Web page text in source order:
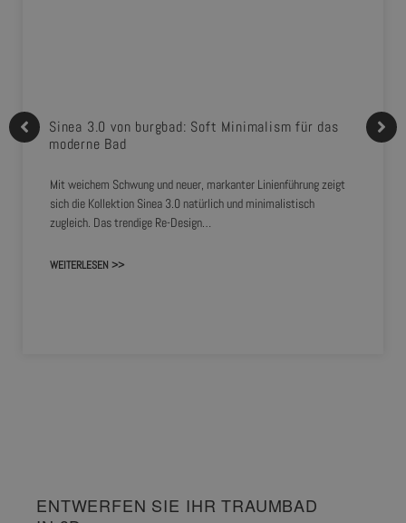
Sinea 3.0 von burgbad: Soft Minimalism für das
moderne Bad
Mit weichem Schwung und neuer, markanter Linienführung zeigt
sich die Kollektion Sinea 3.0 natürlich und minimalistisch
zugleich. Das trendige Re-Design…
WEITERLESEN >>
ENTWERFEN SIE IHR TRAUMBAD